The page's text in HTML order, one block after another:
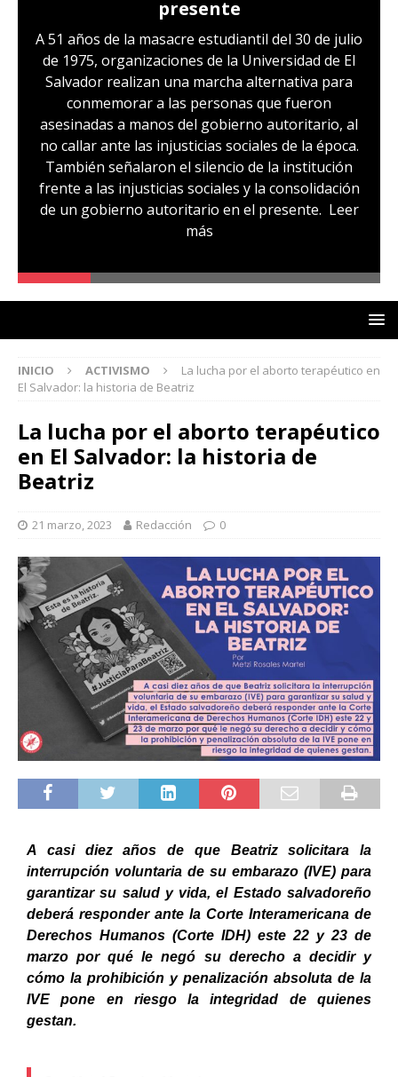
Hernández: víctima del régimen de
excepción y de discriminación
LGBTI
Sandra Leticia Hernández cuenta con medidas
sustitutivas y libertad provisional, pero
familiares temen que esto pueda cambiar en la
audiencia de revisión de medidas que se realizará
hoy, miércoles 29 de julio. Sandra es, según su
comunidad, otra de las víctimas del régimen de
excepción, fue capturada sin ninguna prueba
que la vincule a pandillas. La comunidad señala
denunciada por ser lesbianaLeer más
INICIO ACTIVISMO
La lucha por el aborto terapéutico en
El Salvador: la historia de Beatriz
La lucha por el aborto terapéutico
en El Salvador: la historia de
Beatriz
21 marzo, 2023 Redacción 0
A casi diez años de que Beatriz solicitara la
interrupción voluntaria de su embarazo (IVE) para
garantizar su salud y vida, el Estado salvadoreño
deberá responder ante la Corte Interamericana de
Derechos Humanos (Corte IDH) este 22 y 23 de
marzo por qué le negó su derecho a decidir y
cómo la prohibición y penalización absoluta de la
IVE pone en riesgo la integridad de quienes
gestan.